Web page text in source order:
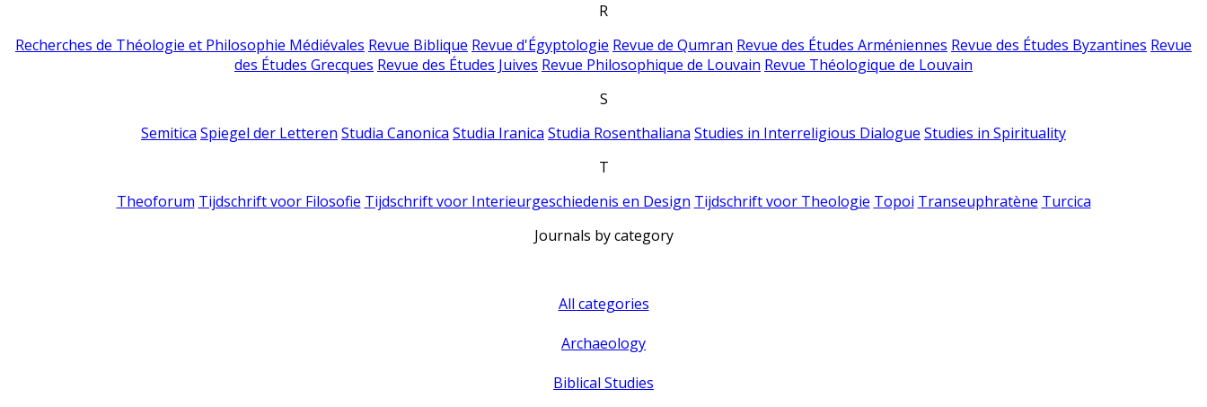
R
Recherches de Théologie et Philosophie Médiévales Revue Biblique Revue d'Égyptologie Revue de Qumran Revue des Études Arméniennes Revue des Études Byzantines Revue
des Études Grecques Revue des Études Juives Revue Philosophique de Louvain Revue Théologique de Louvain
S
Semitica Spiegel der Letteren Studia Canonica Studia Iranica Studia Rosenthaliana Studies in Interreligious Dialogue Studies in Spirituality
T
Theoforum Tijdschrift voor Filosofie Tijdschrift voor Interieurgeschiedenis en Design Tijdschrift voor Theologie Topoi Transeuphratène Turcica
Journals by category
All categories
Archaeology
Biblical Studies